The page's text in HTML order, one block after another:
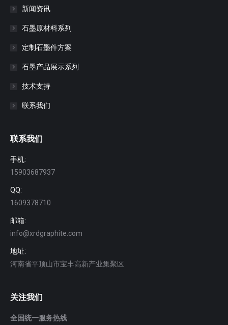
新闻资讯
石墨原材料系列
定制石墨件方案
石墨产品展示系列
技术支持
联系我们
联系我们
手机:
15903687937
QQ:
1609378710
邮箱:
info@xrdgraphite.com
地址:
河南省平顶山市宝丰高新产业集聚区
关注我们
全国统一服务热线